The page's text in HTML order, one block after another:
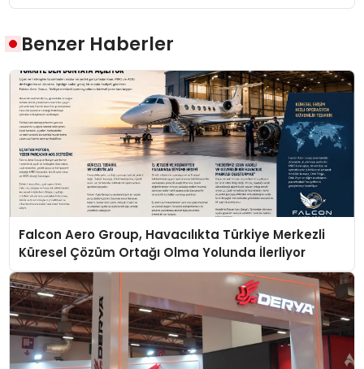
Benzer Haberler
Falcon Aero Group, Havacılıkta Türkiye Merkezli
Küresel Çözüm Ortağı Olma Yolunda İlerliyor